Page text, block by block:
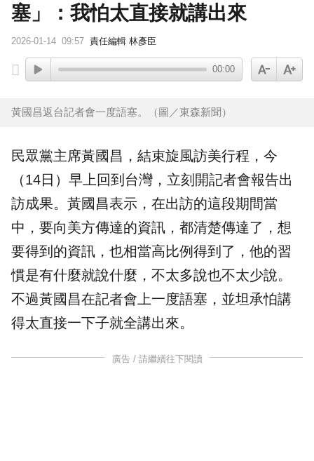
塞」：我怕太直接就講出來
2026-01-14 09:57 責任編輯 林彥臣
00:00
黃國昌返台記者會一度語塞。（圖／東森新聞）
民眾黨主席黃國昌 ，結束旋風訪美行程，今
（14日）早上回到台灣，立刻開記者會報告出
訪成果。黃國昌表示，在出訪的這段期間當
中，要向美方傳達的資訊，都清楚傳達了，想
要得到的資訊，也相當高比例得到了，他的習
慣是有什麼就說什麼，不太多說也不太少說。
不過黃國昌在記者會上一度語塞，並坦承怕講
得太直接一下子就全講出來。
廣告 / 請繼續往下閱讀